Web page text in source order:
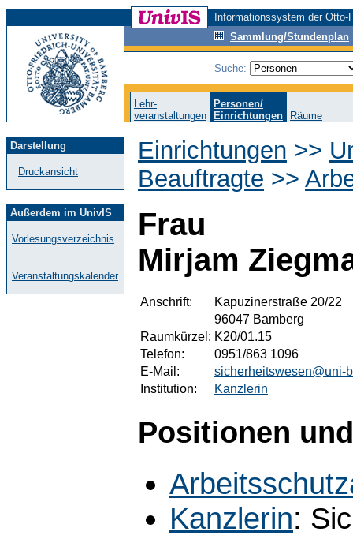
Informationssystem der
Sammlung/Stundenplan
Suche:
Lehr-
veranstaltungen
Personen/
Einrichtungen
Räume
Darstellung
Druckansicht
Außerdem im UnivIS
Vorlesungsverzeichnis
Veranstaltungskalender
Einrichtungen >>
Beauftragte >>
Frau
Mirjam
Anschrift:
Kapuzinerstraße 20/22
96047 Bamberg
Raumkürzel: K20/01.15
Telefon:
0951/863 1096
E-Mail:
sicherheitswesen@uni-
Institution:
Kanzlerin
Positionen
Kanzlerin: